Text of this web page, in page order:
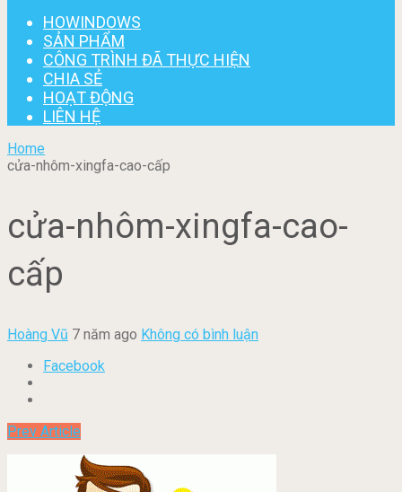
HOWINDOWS
SẢN PHẨM
CÔNG TRÌNH ĐÃ THỰC HIỆN
CHIA SẺ
HOẠT ĐỘNG
LIÊN HỆ
Home
cửa-nhôm-xingfa-cao-cấp
cửa-nhôm-xingfa-cao-
cấp
Hoàng Vũ 7 năm ago Không có bình luận
Facebook
Prev Article